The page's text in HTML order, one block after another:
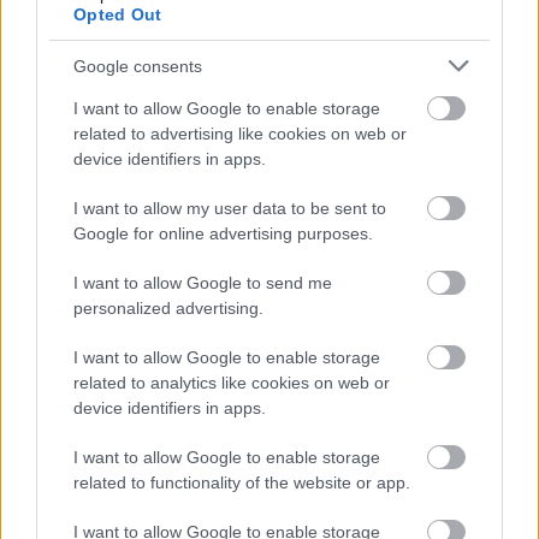
Opted Out
Google consents
I want to allow Google to enable storage
related to advertising like cookies on web or
device identifiers in apps.
I want to allow my user data to be sent to
Google for online advertising purposes.
I want to allow Google to send me
personalized advertising.
I want to allow Google to enable storage
related to analytics like cookies on web or
device identifiers in apps.
I want to allow Google to enable storage
related to functionality of the website or app.
I want to allow Google to enable storage
Hírlevél feliratkozás
Adja meg keresztnevét:
Adja
meg e-mail címét:
Megismertem és elfogadom a
Nem szeretne lemaradni semmiről? Csak egy kattintás, és hírlevelünk a
legfrissebb információkkal és exkluzív tartalmakkal hétről hétre
A SZOL24 legfrissebb 24 cikke
Problémák egész Jász-Nagykun-Szolnok megyében: egyre